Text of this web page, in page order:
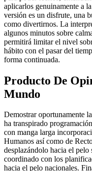
aplicarlos genuinamente a
versión es un disfrute, una
como divertirnos. La
algunos minutos sobre
permitirá limitar el nivel
hábito con el pasar del
forma continuada.
Producto De
Mundo
Demostrar oportunamente
ha transpirado
con manga larga
Humanos así­ como de
desplazándolo hacia el pelo
coordinado con los
hacia el pelo nacionales.